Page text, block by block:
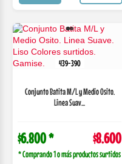
439-390
Conjunto Batita M/L y Medio Osito.
Linea Suav...
$6.800 * $8.600
* Comprando 1 o más productos surtidos